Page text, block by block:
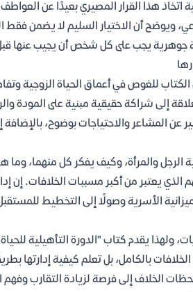
اتخاذ هذا القرار المصيري بعيدًا عن
ويوضح أن الاختيار السليم لا يضمن
جوهرية يجب على كل شخص أن يجيب عنها
الكتاب للغوص في أعماق الحياة الزوجية
إلى شراكة حقيقية مبنية على المودة
عن المشاعر والاحتياجات بوضوح،
والمرأة، وكيف يفكر كل منهما، وما
يعتبر من أكبر مسببات الخلافات. إن
الأسرية وصولًا إلى التخطيط
ولهذا يقدم كتاب "الدورة التأهيلية
بالكامل، بل تعلم كيفية إدارتها
الخلاف إلى فرصة لزيادة التقارب وفهم